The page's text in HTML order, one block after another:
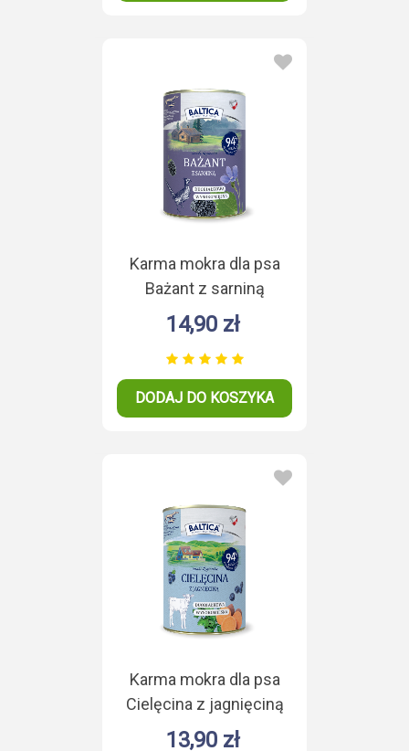
Karma mokra dla psa
Bażant z sarniną
Duoproteina 400g
14,90 zł
DODAJ DO KOSZYKA
Karma mokra dla psa
Cielęcina z jagnięciną
Duoproteina 400g
13,90 zł